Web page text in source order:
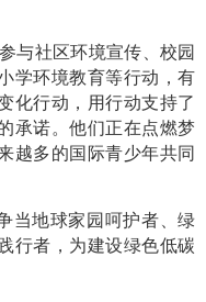
与社区环境宣传、校园
学环境教育等行动，有
化行动，用行动支持了
承诺。他们正在点燃梦
越多的国际青少年共同
当地球家园呵护者、绿
行者，为建设绿色低碳